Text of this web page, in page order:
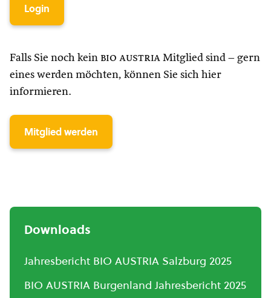
Login
Falls Sie noch kein bio austria Mitglied sind – gern
eines werden möchten, können Sie sich hier
informieren.
Mitglied werden
Downloads
Jahresbericht BIO AUSTRIA Salzburg 2025
BIO AUSTRIA Burgenland Jahresbericht 2025